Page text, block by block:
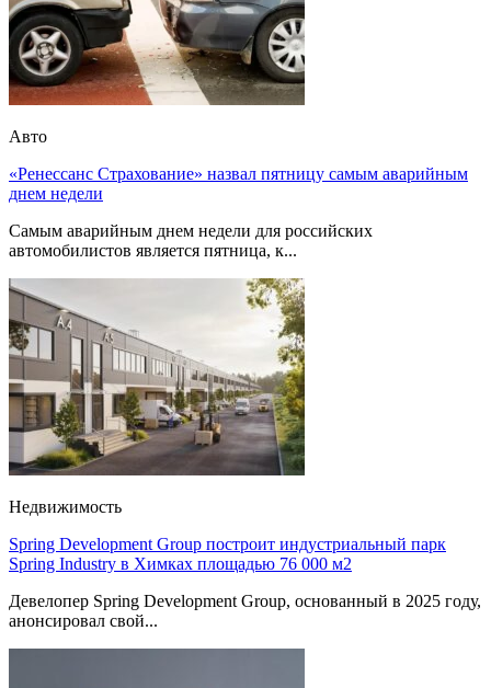
Авто
«Ренессанс Страхование» назвал пятницу самым аварийным
днем недели
Самым аварийным днем недели для российских
автомобилистов является пятница, к...
Недвижимость
Spring Development Group построит индустриальный парк
Spring Industry в Химках площадью 76 000 м2
Девелопер Spring Development Group, основанный в 2025 году,
анонсировал свой...